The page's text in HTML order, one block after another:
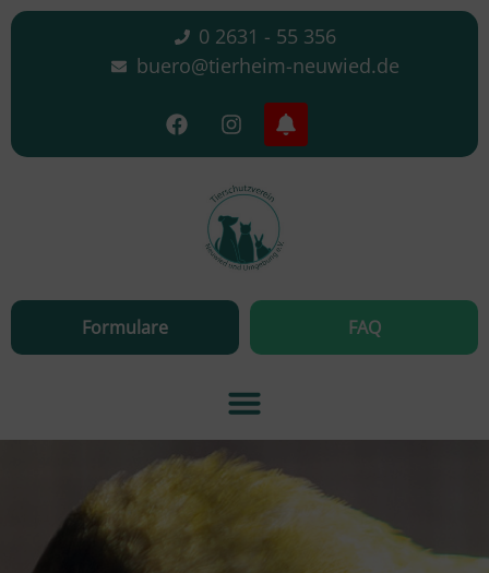
0 2631 - 55 356
buero@tierheim-neuwied.de
Formulare FAQ